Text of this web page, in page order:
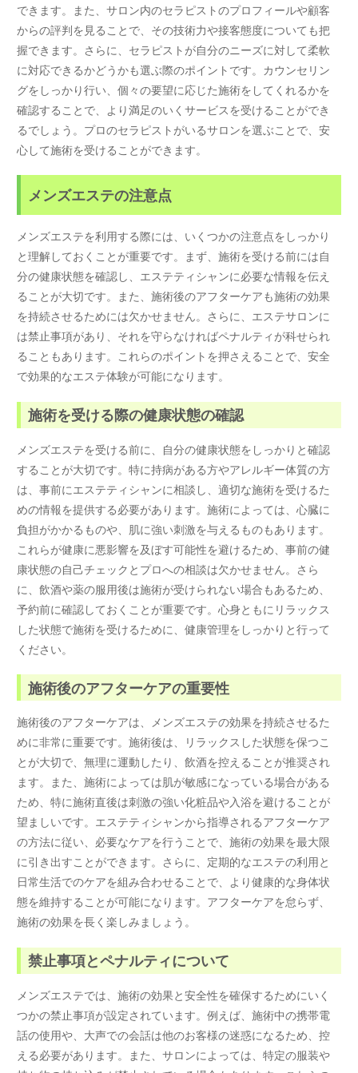
できます。また、サロン内のセラピストのプロフィールや顧客
からの評判を見ることで、その技術力や接客態度についても把
握できます。さらに、セラピストが自分のニーズに対して柔軟
に対応できるかどうかも選ぶ際のポイントです。カウンセリン
グをしっかり行い、個々の要望に応じた施術をしてくれるかを
確認することで、より満足のいくサービスを受けることができ
るでしょう。プロのセラピストがいるサロンを選ぶことで、安
心して施術を受けることができます。
メンズエステの注意点
メンズエステを利用する際には、いくつかの注意点をしっかり
と理解しておくことが重要です。まず、施術を受ける前には自
分の健康状態を確認し、エステティシャンに必要な情報を伝え
ることが大切です。また、施術後のアフターケアも施術の効果
を持続させるためには欠かせません。さらに、エステサロンに
は禁止事項があり、それを守らなければペナルティが科せられ
ることもあります。これらのポイントを押さえることで、安全
で効果的なエステ体験が可能になります。
施術を受ける際の健康状態の確認
メンズエステを受ける前に、自分の健康状態をしっかりと確認
することが大切です。特に持病がある方やアレルギー体質の方
は、事前にエステティシャンに相談し、適切な施術を受けるた
めの情報を提供する必要があります。施術によっては、心臓に
負担がかかるものや、肌に強い刺激を与えるものもあります。
これらが健康に悪影響を及ぼす可能性を避けるため、事前の健
康状態の自己チェックとプロへの相談は欠かせません。さら
に、飲酒や薬の服用後は施術が受けられない場合もあるため、
予約前に確認しておくことが重要です。心身ともにリラックス
した状態で施術を受けるために、健康管理をしっかりと行って
ください。
施術後のアフターケアの重要性
施術後のアフターケアは、メンズエステの効果を持続させるた
めに非常に重要です。施術後は、リラックスした状態を保つこ
とが大切で、無理に運動したり、飲酒を控えることが推奨され
ます。また、施術によっては肌が敏感になっている場合がある
ため、特に施術直後は刺激の強い化粧品や入浴を避けることが
望ましいです。エステティシャンから指導されるアフターケア
の方法に従い、必要なケアを行うことで、施術の効果を最大限
に引き出すことができます。さらに、定期的なエステの利用と
日常生活でのケアを組み合わせることで、より健康的な身体状
態を維持することが可能になります。アフターケアを怠らず、
施術の効果を長く楽しみましょう。
禁止事項とペナルティについて
メンズエステでは、施術の効果と安全性を確保するためにいく
つかの禁止事項が設定されています。例えば、施術中の携帯電
話の使用や、大声での会話は他のお客様の迷惑になるため、控
える必要があります。また、サロンによっては、特定の服装や